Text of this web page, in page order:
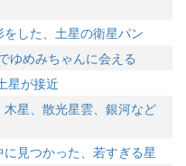
した、土星の衛星パン
ゆめみちゃんに会える
星が接近
星、散光星雲、銀河など
見つかった、若すぎる星